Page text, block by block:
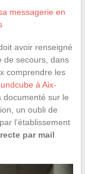
messagerie en
avoir renseigné
de secours, dans
comprendre les
à Aix-
documenté sur le
un oubli de
l’établissement
par mail